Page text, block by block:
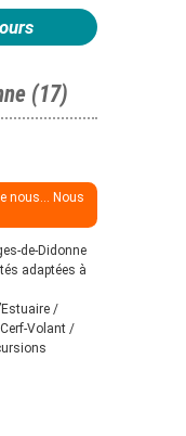
(17)
nous... Nous
de-Didonne
adaptées à
/
Volant /